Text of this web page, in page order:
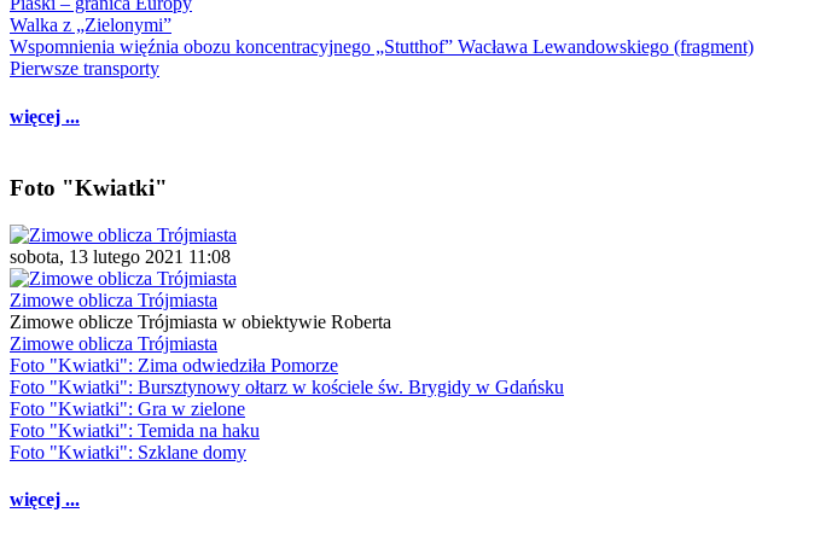
Walka z „Zielonymi”
Wspomnienia więźnia obozu koncentracyjnego „Stutthof” Wacława Lewandowskiego (fragment)
Pierwsze transporty
więcej ...
Foto "Kwiatki"
sobota, 13 lutego 2021 11:08
Zimowe oblicza Trójmiasta
Zimowe oblicze Trójmiasta w obiektywie Roberta
Zimowe oblicza Trójmiasta
Foto "Kwiatki": Zima odwiedziła Pomorze
Foto "Kwiatki": Bursztynowy ołtarz w kościele św. Brygidy w Gdańsku
Foto "Kwiatki": Gra w zielone
Foto "Kwiatki": Temida na haku
Foto "Kwiatki": Szklane domy
więcej ...